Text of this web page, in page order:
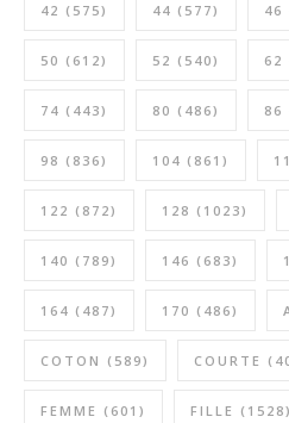
42 (575) 44 (577) 46
50 (612) 52 (540) 62
74 (443) 80 (486) 86
98 (836) 104 (861)
122 (872) 128 (1023)
140 (789) 146 (683)
164 (487) 170 (486)
COTON (589) COURTE
FEMME (601) FILLE (1528)